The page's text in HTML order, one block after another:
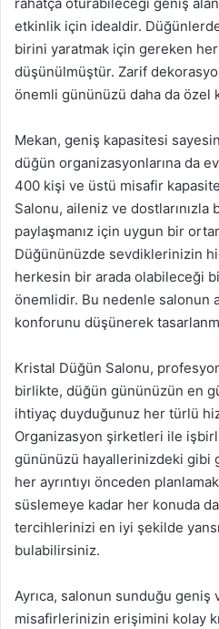
etkinlik için idealdir.
birini yaratmak için gereken
düşünülmüştür. Zarif
önemli gününüzü daha da özel
Mekan, geniş kapasitesi
düğün organizasyonlarına da
400 kişi ve üstü misafir
Salonu, aileniz ve dostlarınızla
paylaşmanız için uygun bir
Düğününüzde sevdiklerinizin
herkesin bir arada olabileceği
önemlidir. Bu nedenle salonun
konforunu düşünerek
Kristal Düğün Salonu,
birlikte, düğün gününüzün en
ihtiyaç duyduğunuz her türlü
Organizasyon şirketleri ile
gününüzü hayallerinizdeki gibi
her ayrıntıyı önceden
süslemeye kadar her konuda
tercihlerinizi en iyi şekilde
bulabilirsiniz.
Ayrıca, salonun sunduğu geniş
misafirlerinizin erişimini kolay